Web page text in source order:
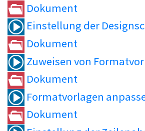
Dokument
Einstellung der
Dokument
Zuweisen von
Dokument
Formatvorlagen
Dokument